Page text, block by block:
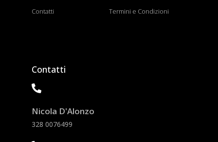
Contatti
Termini e Condizioni
Contatti
Nicola D'Alonzo
328 0076499